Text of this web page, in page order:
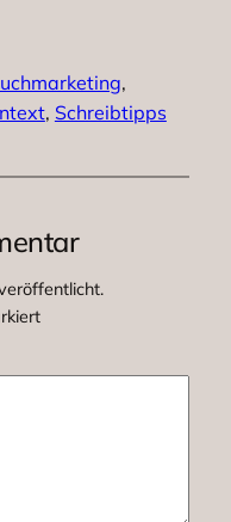
, Schreibtipps